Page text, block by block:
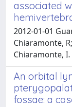
associated
2012-01-01
Chiaramonte,
Chiaramonte, I.
An orbital
fossae: a